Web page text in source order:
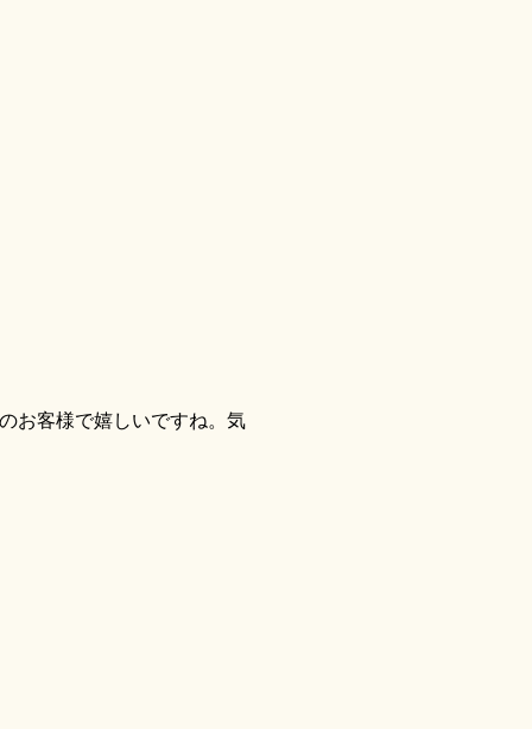
お客様で嬉しいですね。気